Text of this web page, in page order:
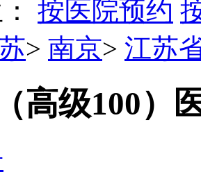
按医院预约
> 南京> 江苏
高级100）